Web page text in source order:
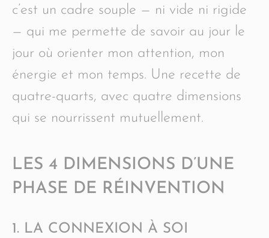
c’est un cadre souple — ni vide ni rigide
— qui me permette de savoir au jour le
jour où orienter mon attention, mon
énergie et mon temps. Une recette de
quatre-quarts, avec quatre dimensions
qui se nourrissent mutuellement.
LES 4 DIMENSIONS D’UNE
PHASE DE RÉINVENTION
1. LA CONNEXION À SOI